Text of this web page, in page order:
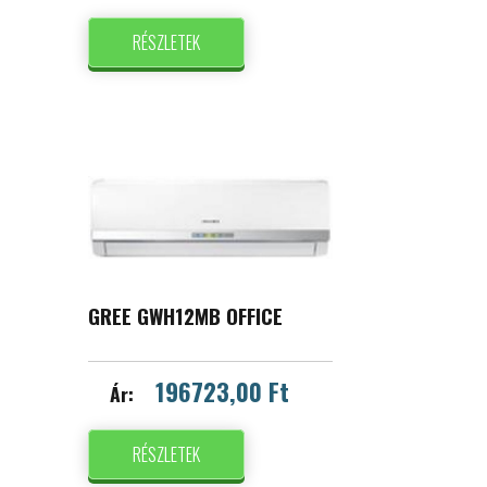
RÉSZLETEK
GREE GWH12MB OFFICE
Ár: 196723,00 Ft
RÉSZLETEK